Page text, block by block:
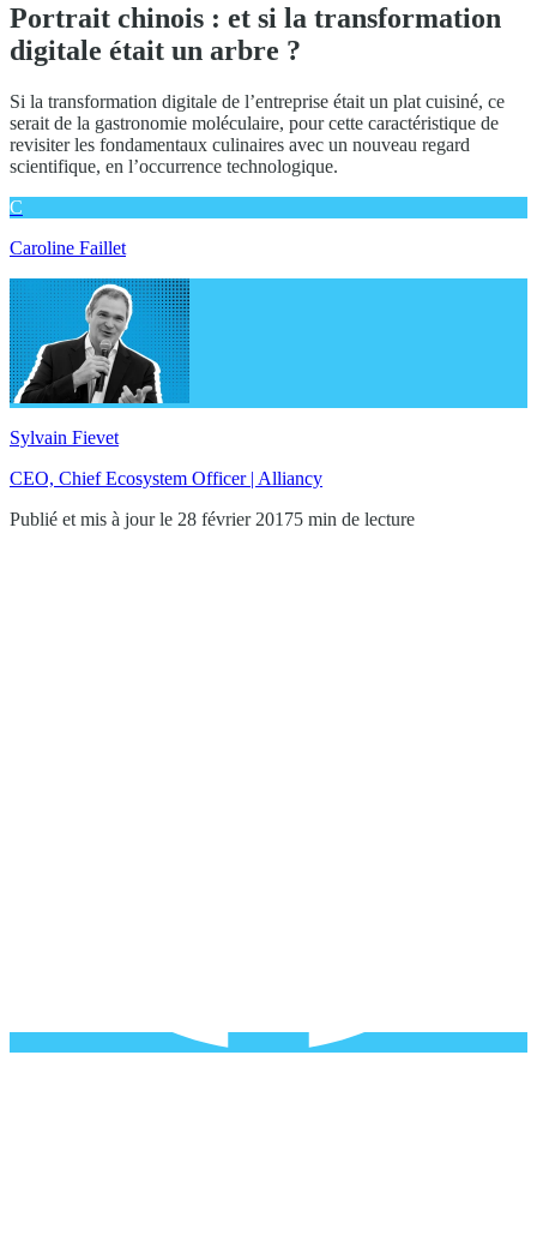
Portrait chinois : et si la transformation
digitale était un arbre ?
Si la transformation digitale de l’entreprise était un plat cuisiné, ce
serait de la gastronomie moléculaire, pour cette caractéristique de
revisiter les fondamentaux culinaires avec un nouveau regard
scientifique, en l’occurrence technologique.
C
Caroline Faillet
Sylvain Fievet
CEO, Chief Ecosystem Officer | Alliancy
Publié et mis à jour le 28 février 20175 min de lecture